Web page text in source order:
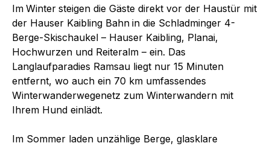
Im Winter steigen die Gäste direkt vor der Haustür mit
der Hauser Kaibling Bahn in die Schladminger 4-
Berge-Skischaukel – Hauser Kaibling, Planai,
Hochwurzen und Reiteralm – ein. Das
Langlaufparadies Ramsau liegt nur 15 Minuten
entfernt, wo auch ein 70 km umfassendes
Winterwanderwegenetz zum Winterwandern mit
Ihrem Hund einlädt.
Im Sommer laden unzählige Berge, glasklare